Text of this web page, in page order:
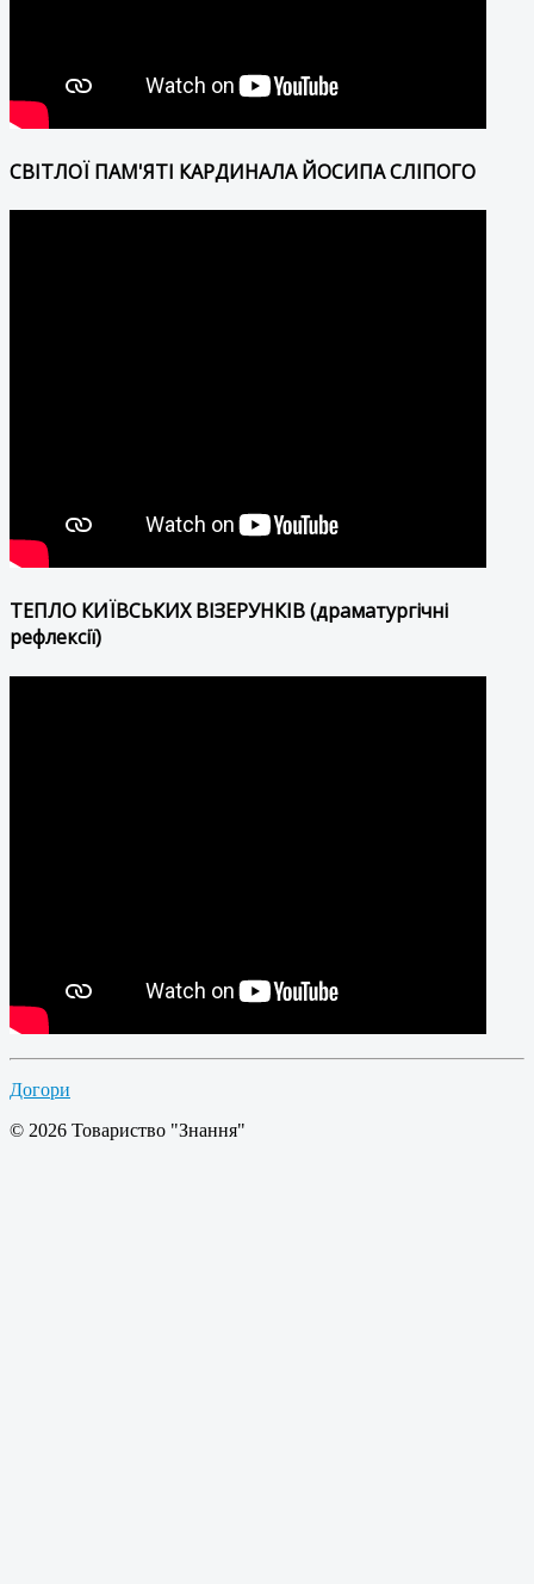
СВІТЛОЇ ПАМ'ЯТІ КАРДИНАЛА ЙОСИПА СЛІПОГО
ТЕПЛО КИЇВСЬКИХ ВІЗЕРУНКІВ (драматургічні
рефлексії)
Догори
© 2026 Товариство "Знання"